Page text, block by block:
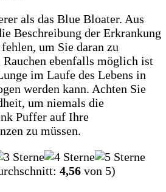
als das Blue Bloater. Aus
Beschreibung der Erkrankung
um Sie daran zu
Rauchen ebenfalls möglich ist
im Laufe des Lebens in
werden kann. Achten Sie
um niemals die
Puffer auf Ihre
zu müssen.
4,56 von 5)